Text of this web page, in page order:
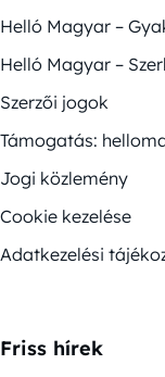
Helló Magyar –
Helló Magyar –
Szerzői jogok
Támogatás:
Jogi közlemény
Cookie kezelése
Adatkezelési
Friss hírek